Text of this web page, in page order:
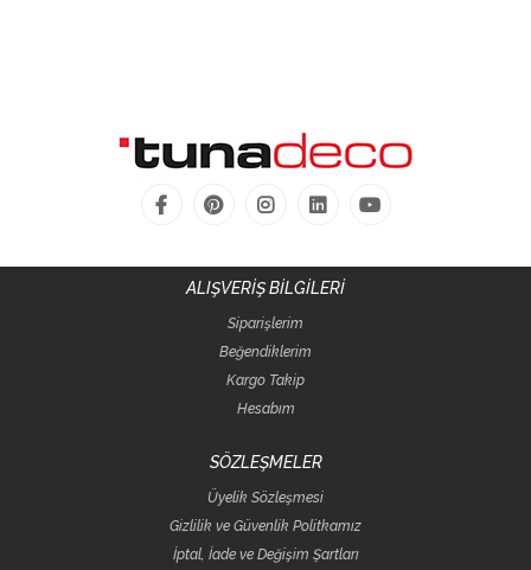
ALIŞVERİŞ BİLGİLERİ
Siparişlerim
Beğendiklerim
Kargo Takip
Hesabım
SÖZLEŞMELER
Üyelik Sözleşmesi
Gizlilik ve Güvenlik Politkamız
İptal, İade ve Değişim Şartları